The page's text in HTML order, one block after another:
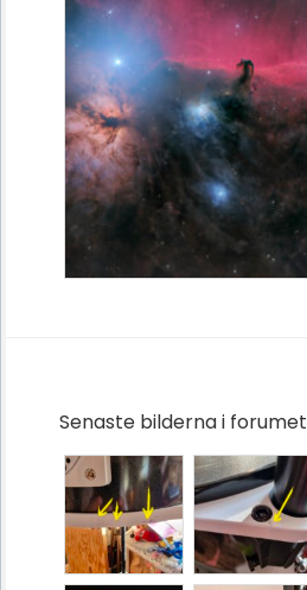
Senaste bilderna i forumet